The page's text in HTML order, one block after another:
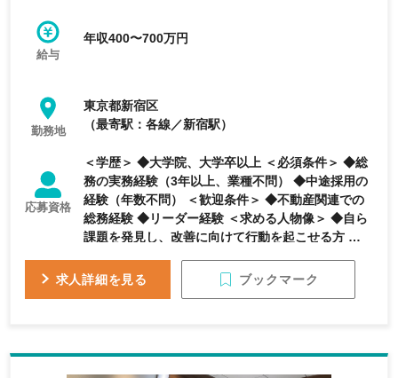
給与
年収400〜700万円
勤務地
東京都新宿区
（最寄駅：各線／新宿駅）
応募資格
＜学歴＞ ◆大学院、大学卒以上 ＜必須条件＞ ◆総
務の実務経験（3年以上、業種不問） ◆中途採用の
経験（年数不問） ＜歓迎条件＞ ◆不動産関連での
総務経験 ◆リーダー経験 ＜求める人物像＞ ◆自ら
課題を発見し、改善に向けて行動を起こせる方 ◆社
いとわないフットワークの軽い方 ◆社内外の情報に
求人詳細を見る ブックマーク